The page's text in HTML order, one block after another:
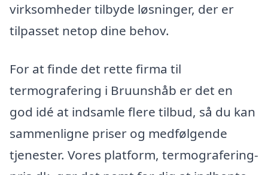
virksomheder tilbyde løsninger, der er
tilpasset netop dine behov.
For at finde det rette firma til
termografering i Bruunshåb er det en
god idé at indsamle flere tilbud, så du kan
sammenligne priser og medfølgende
tjenester. Vores platform, termografering-